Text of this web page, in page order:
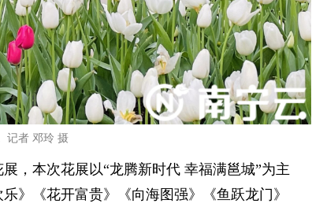
记者 邓玲 摄
，本次花展以“龙腾新时代 幸福满邕城”为主
》《花开富贵》《向海图强》《鱼跃龙门》